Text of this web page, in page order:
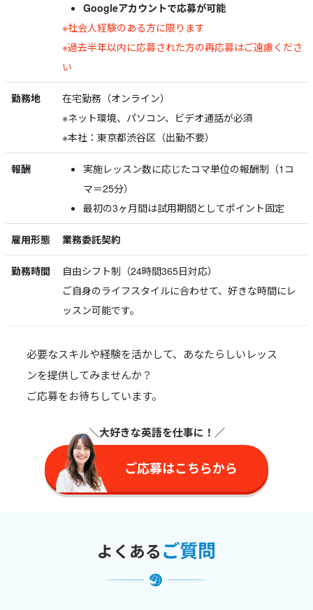
Googleアカウントで応募が可能
※社会人経験のある方に限ります
※過去半年以内に応募された方の再応募はご遠慮くださ
い
勤務地
在宅勤務（オンライン）
※ネット環境、パソコン、ビデオ通話が必須
※本社：東京都渋谷区（出勤不要）
報酬
実施レッスン数に応じたコマ単位の報酬制（1コ
マ＝25分）
最初の3ヶ月間は試用期間としてポイント固定
雇用形態 業務委託契約
勤務時間
自由シフト制（24時間365日対応）
ご自身のライフスタイルに合わせて、好きな時間にレ
ッスン可能です。
必要なスキルや経験を活かして、あなたらしいレッス
ンを提供してみませんか？
ご応募をお待ちしています。
＼大好きな英語を仕事に ！／
ご応募はこちらから
よくあるご質問